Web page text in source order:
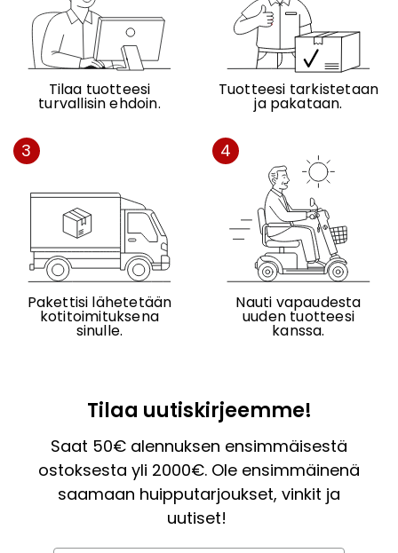
Tilaa tuotteesi
turvallisin ehdoin.
Tuotteesi tarkistetaan
ja pakataan.
3
Pakettisi lähetetään
kotitoimituksena
sinulle.
4
Nauti vapaudesta
uuden tuotteesi
kanssa.
Tilaa uutiskirjeemme!
Saat 50€ alennuksen ensimmäisestä
ostoksesta yli 2000€. Ole ensimmäinenä
saamaan huipputarjoukset, vinkit ja
uutiset!